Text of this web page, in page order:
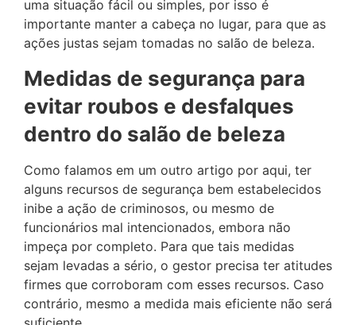
uma situação fácil ou simples, por isso é
importante manter a cabeça no lugar, para que as
ações justas sejam tomadas no salão de beleza.
Medidas de segurança para
evitar roubos e desfalques
dentro do salão de beleza
Como falamos em um outro artigo por aqui, ter
alguns recursos de segurança bem estabelecidos
inibe a ação de criminosos, ou mesmo de
funcionários mal intencionados, embora não
impeça por completo. Para que tais medidas
sejam levadas a sério, o gestor precisa ter atitudes
firmes que corroboram com esses recursos. Caso
contrário, mesmo a medida mais eficiente não será